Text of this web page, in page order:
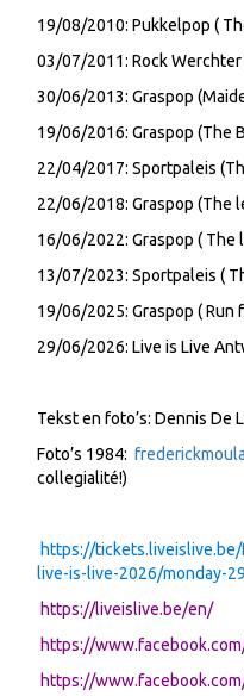
19/08/2010: Pukkelpop (
03/07/2011: Rock Werchter
30/06/2013: Graspop
19/06/2016: Graspop (The
22/04/2017: Sportpaleis
22/06/2018: Graspop (The
16/06/2022: Graspop ( The
13/07/2023: Sportpaleis (
19/06/2025: Graspop ( Run
29/06/2026: Live is Live
Tekst en foto’s: Dennis De
Foto’s 1984:
collegialité!)
https://
live-is-live-2026/monday-
https://liveislive.be/en/
https://
https://